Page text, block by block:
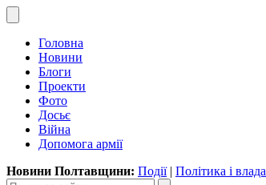
Головна
Новини
Блоги
Проекти
Фото
Досьє
Війна
Допомога армії
Новини Полтавщини: Події| Політика і влада